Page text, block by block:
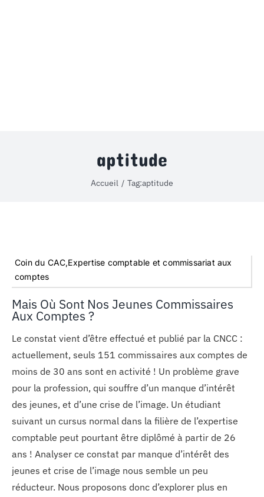
aptitude
Accueil Tag:aptitude
Coin du CAC,Expertise comptable et commissariat aux
comptes
Mais Où Sont Nos Jeunes Commissaires
Aux Comptes ?
Le constat vient d’être effectué et publié par la CNCC :
actuellement, seuls 151 commissaires aux comptes de
moins de 30 ans sont en activité ! Un problème grave
pour la profession, qui souffre d’un manque d’intérêt
des jeunes, et d’une crise de l’image. Un étudiant
suivant un cursus normal dans la filière de l’expertise
comptable peut pourtant être diplômé à partir de 26
ans ! Analyser ce constat par manque d’intérêt des
jeunes et crise de l’image nous semble un peu
réducteur. Nous proposons donc d’explorer plus en